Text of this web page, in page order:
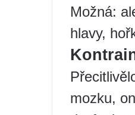
Možná:
hlavy,
mozku,